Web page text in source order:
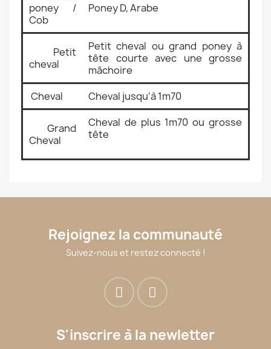
poney /
Cob
Poney D, Arabe
Petit
cheval
Petit cheval ou grand poney à
tête courte avec une grosse
mâchoire
Cheval
Cheval jusqu'à 1m70
Grand
Cheval
Cheval de plus 1m70 ou grosse
tête
Rejoignez la communauté
Suivez-nous et restez connecté !
S'inscrire à la newletter